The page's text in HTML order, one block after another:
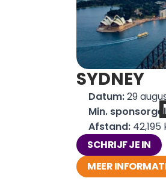
SYDNEY
Datum: 29
Min.
Afstand: 42,195
SCHRIJF JE IN
MEER